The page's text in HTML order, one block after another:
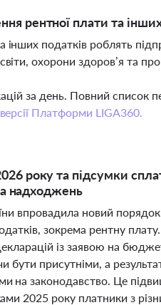
рентної плати та
податків роблять
охорони здоров’я та
за день. Повний список
Платформи LIGA360.
року та підсумки
надходжень
впровадила новий
зокрема рентну
із заявою на
бути присутніми, а
законодавство. Це
2025 року платники з